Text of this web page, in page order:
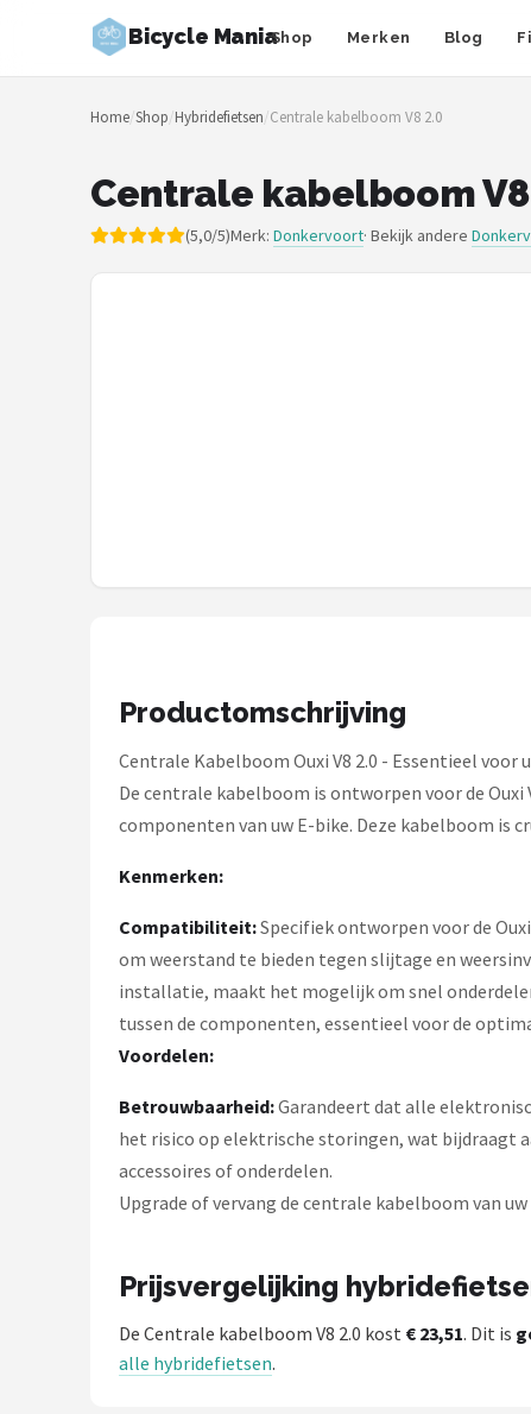
Bicycle ManiaShop Merken Blog
Zoeken
NAVIGATIE
Merken
Mountainbikes
New Looxs
BBB Cycling
Voltano
Alle merken →
Home/Shop/Hybridefietsen/Centrale kabelboom V8 2.0
Centrale kabelboom
(5,0/5)Merk: Donkervoort· Bekijk andere
Productomschrijving
Centrale Kabelboom Ouxi V8 2.0 - Essentieel voor
De centrale kabelboom is ontworpen voor de
componenten van uw E-bike. Deze kabelboom is
Kenmerken:
Compatibiliteit:Specifiek ontworpen voor de
om weerstand te bieden tegen slijtage en
installatie, maakt het mogelijk om snel
tussen de componenten, essentieel voor de
Voordelen:
Betrouwbaarheid:Garandeert dat alle
het risico op elektrische storingen, wat bijdraagt
accessoires of onderdelen.
Upgrade of vervang de centrale kabelboom van
Prijsvergelijking
De Centrale kabelboom V8 2.0 kost € 23,51. Dit is
alle hybridefietsen.